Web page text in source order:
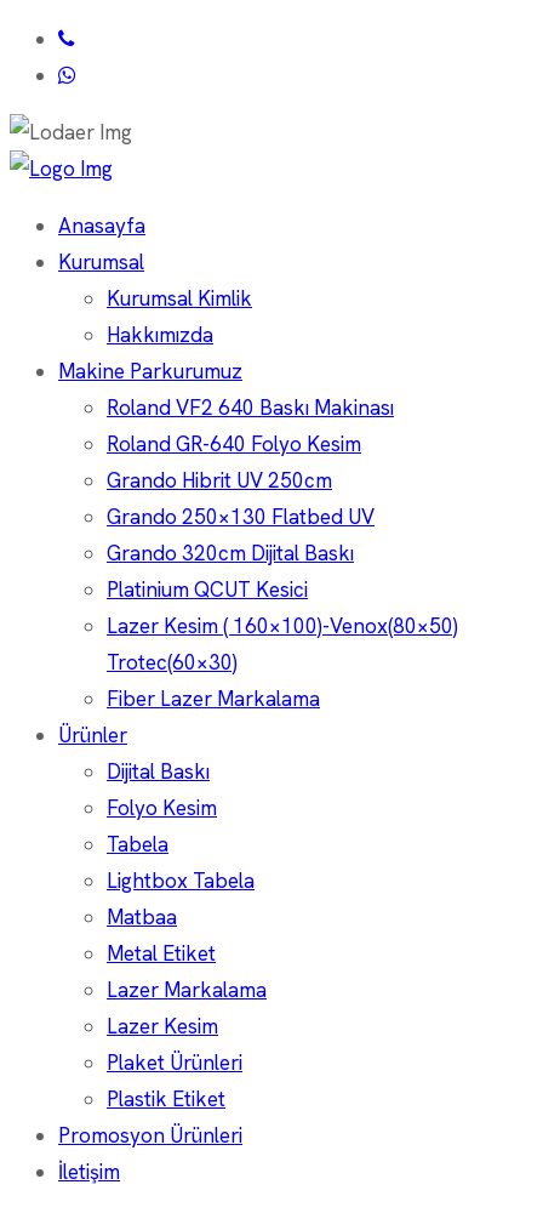
Anasayfa
Kurumsal
Kurumsal Kimlik
Hakkımızda
Makine Parkurumuz
Roland VF2 640 Baskı Makinası
Roland GR-640 Folyo Kesim
Grando Hibrit UV 250cm
Grando 250×130 Flatbed UV
Grando 320cm Dijital Baskı
Platinium QCUT Kesici
Lazer Kesim ( 160×100)-Venox(80×50)
Trotec(60×30)
Fiber Lazer Markalama
Ürünler
Dijital Baskı
Folyo Kesim
Tabela
Lightbox Tabela
Matbaa
Metal Etiket
Lazer Markalama
Lazer Kesim
Plaket Ürünleri
Plastik Etiket
Promosyon Ürünleri
İletişim